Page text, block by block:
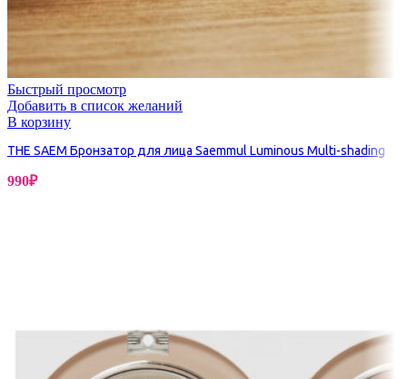
Быстрый просмотр
Добавить в список желаний
В корзину
THE SAEM Бронзатор для лица Saemmul Luminous Multi-shading
990₽